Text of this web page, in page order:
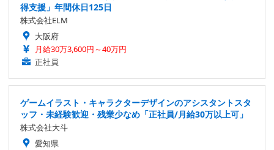
得支援」年間休日125日
株式会社ELM
大阪府
月給30万3,600円～40万円
正社員
ゲームイラスト・キャラクターデザインのアシスタントスタ
ッフ・未経験歓迎・残業少なめ「正社員/月給30万以上可」
株式会社大斗
愛知県